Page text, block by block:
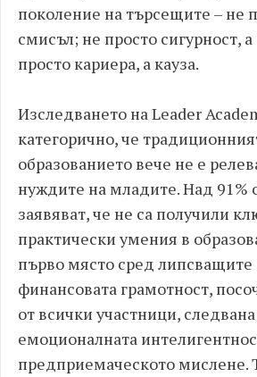
поколение на търсещите – не
смисъл; не просто сигурност,
просто кариера, а кауза.
Изследването на Leader
категорично, че
образованието вече не е
нуждите на младите. Над 91%
заявяват, че не са получили
практически умения в
първо място сред липсващите
финансовата грамотност,
от всички участници,
емоционалната
предприемаческото мислене.